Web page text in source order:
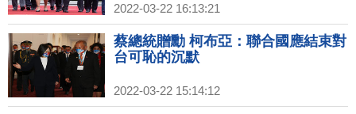
2022-03-22 16:13:21
蔡總統贈勳 柯布亞：聯合國應結束對
台可恥的沉默
2022-03-22 15:14:12